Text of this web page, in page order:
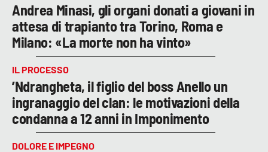
Andrea Minasi, gli organi donati a giovani in
attesa di trapianto tra Torino, Roma e
Milano: «La morte non ha vinto»
IL PROCESSO
’Ndrangheta, il figlio del boss Anello un
ingranaggio del clan: le motivazioni della
condanna a 12 anni in Imponimento
DOLORE E IMPEGNO